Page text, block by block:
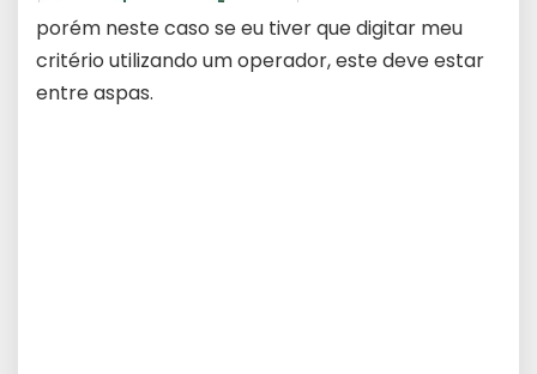
porém neste caso se eu tiver que digitar meu
critério utilizando um operador, este deve estar
entre aspas.